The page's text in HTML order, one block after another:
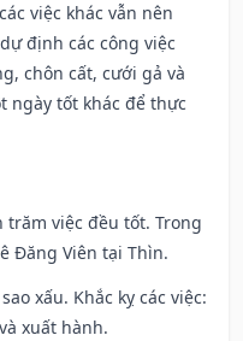
việc khác vẫn nên
định các công việc
chôn cất, cưới gả và
ngày tốt khác để thực
trăm việc đều tốt. Trong
Đăng Viên tại Thìn.
xấu. Khắc kỵ các việc:
xuất hành.